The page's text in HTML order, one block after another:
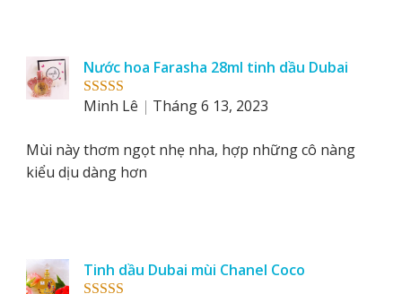
Rated 5out
Nước hoa Farasha 28ml tinh dầu Dubai
Minh Lê
Tháng 6 13, 2023
Mùi này thơm ngọt nhẹ nha, hợp những cô nàng
kiểu dịu dàng hơn
Tinh dầu Dubai mùi Chanel Coco